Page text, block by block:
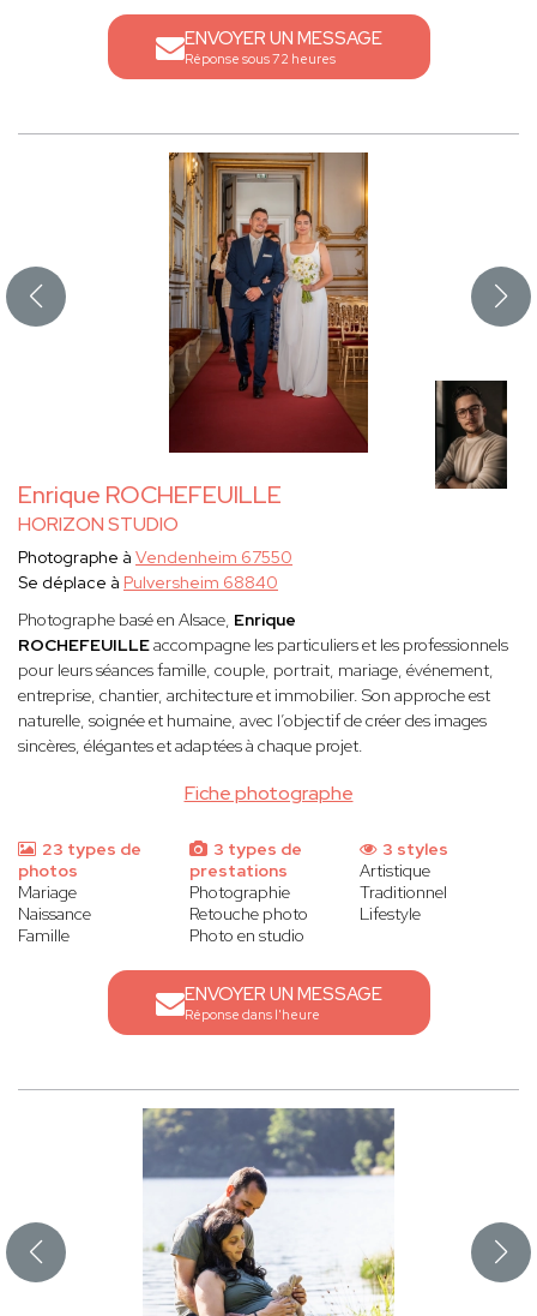
ENVOYER UN MESSAGE
Réponse sous 72 heures
Enrique ROCHEFEUILLE
HORIZON STUDIO
Fiche photographe
Photographe à Vendenheim 67550
Se déplace à Pulversheim 68840
Photographe basé en Alsace, Enrique
ROCHEFEUILLEaccompagne les particuliers et les professionnels
pour leurs séances famille, couple, portrait, mariage, événement,
entreprise, chantier, architecture et immobilier. Son approche est
naturelle, soignée et humaine, avec l’objectif de créer des images
sincères, élégantes et adaptées à chaque projet.
23 types de
photos
Mariage
Naissance
Famille
3 types de
prestations
Photographie
Retouche photo
Photo en studio
3 styles
Artistique
Traditionnel
Lifestyle
ENVOYER UN MESSAGE
Réponse dans l'heure